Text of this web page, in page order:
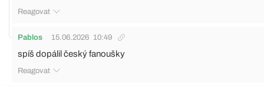
Reagovat
Pablos 15.06.2026 10:49
spíš dopálil český fanoušky
Reagovat